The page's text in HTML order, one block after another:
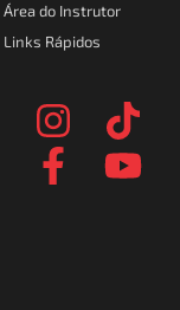
Área do Instrutor
Links Rápidos
n
s
t
i
k
t
a
c
e
o
u
t